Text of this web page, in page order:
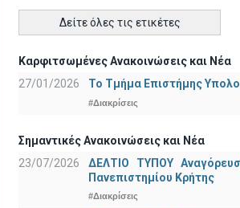
Δείτε όλες τις ετικέτες
Καρφιτσωμένες Ανακοινώσεις και Νέα
27/01/2026
Το Τμήμα Επιστήμης
#Διακρίσεις
Σημαντικές Ανακοινώσεις και Νέα
23/07/2026
ΔΕΛΤΙΟ ΤΥΠΟΥ
Πανεπιστημίου Κρήτης
#Διακρίσεις